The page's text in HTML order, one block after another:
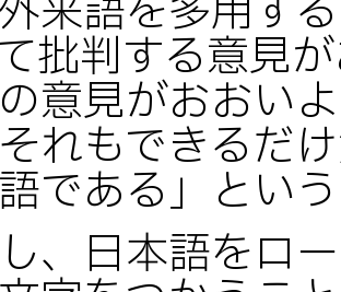
来語を多用す
批判する意見
意見がおおい
れもできるだ
である」とい
、日本語をロ